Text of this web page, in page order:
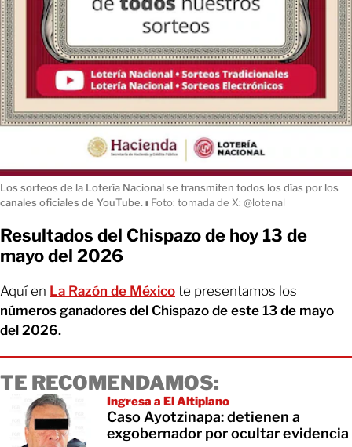
Los sorteos de la Lotería Nacional se transmiten todos los días por los
canales oficiales de YouTube. ı Foto: tomada de X: @lotenal
Resultados del Chispazo de hoy 13 de
mayo del 2026
Aquí en La Razón de México te presentamos los
números ganadores del Chispazo de este 13 de mayo
del 2026.
TE RECOMENDAMOS:
Ingresa a El Altiplano
Caso Ayotzinapa: detienen a
exgobernador por ocultar evidencia